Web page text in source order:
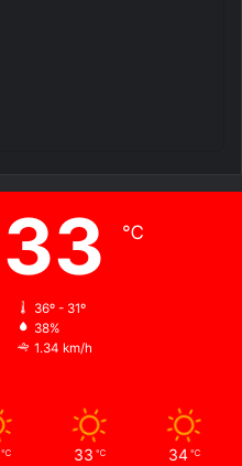
33 ℃
36º - 31º
38%
1.34 km/h
℃ 33 ℃ 34 ℃